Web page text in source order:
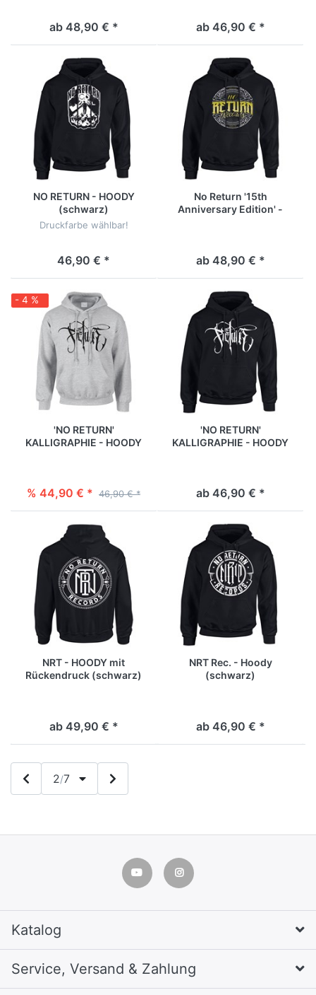
ab 48,90 € * ab 46,90 € *
NO RETURN - HOODY
(schwarz)
Druckfarbe wählbar!
46,90 € *
No Return '15th
Anniversary Edition' -
ab 48,90 € *
- 4 %
'NO RETURN'
KALLIGRAPHIE - HOODY
% 44,90 € * 46,90 € *
'NO RETURN'
KALLIGRAPHIE - HOODY
ab 46,90 € *
NRT - HOODY mit
Rückendruck (schwarz)
ab 49,90 € *
NRT Rec. - Hoody
(schwarz)
ab 46,90 € *
2/7
Katalog
Service, Versand & Zahlung